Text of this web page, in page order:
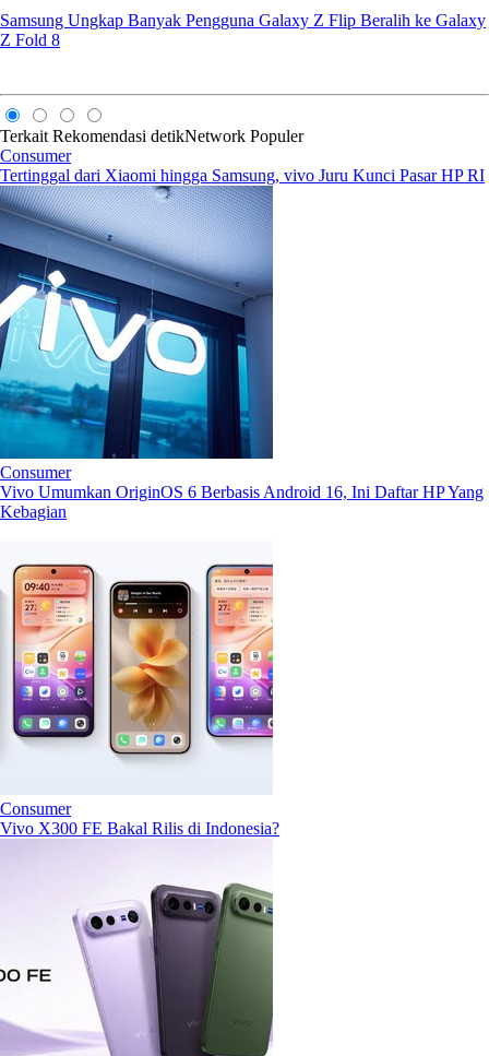
Samsung Ungkap Banyak Pengguna Galaxy Z Flip Beralih ke Galaxy
Z Fold 8
Terkait Rekomendasi detikNetwork Populer
Consumer
Tertinggal dari Xiaomi hingga Samsung, vivo Juru Kunci Pasar HP RI
Consumer
Vivo Umumkan OriginOS 6 Berbasis Android 16, Ini Daftar HP Yang
Kebagian
Consumer
Vivo X300 FE Bakal Rilis di Indonesia?